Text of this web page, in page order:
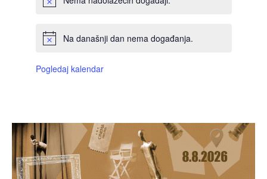
Na današnji dan nema događanja.
Pogledaj kalendar